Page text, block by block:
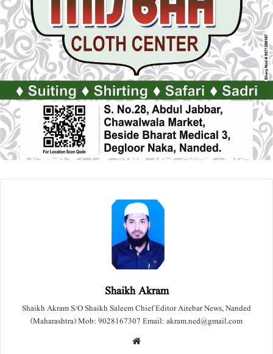
Shaikh Akram
Shaikh Akram S/O Shaikh Saleem Chief Editor Aitebar News, Nanded
(Maharashtra) Mob: 9028167307 Email: akram.ned@gmail.com